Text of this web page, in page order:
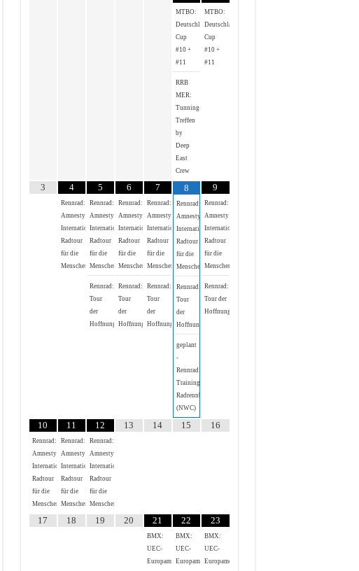
MTBO:
Deutschland-
Cup
#10 +
#11
RRB
MER:
Tunning-
Treffen
by
Deep
East
Crew
MTBO:
Deutschland-
Cup
#10 +
#11
3 4
Rennrad:
Amnesty
International
Radtour
für die
Menschenrechte
5
Rennrad:
Amnesty
International
Radtour
für die
Menschenrechte
Rennrad:
Tour
der
Hoffnung
6
Rennrad:
Amnesty
International
Radtour
für die
Menschenrechte
Rennrad:
Tour
der
Hoffnung
7
Rennrad:
Amnesty
International
Radtour
für die
Menschenrechte
Rennrad:
Tour
der
Hoffnung
8
Rennrad:
Amnesty
International
Radtour
für die
Menschenrechte
Rennrad:
Tour
der
Hoffnung
geplant
-
Rennrad:
Trainingsrennen
Radrennbahn
(NWC)
9
Rennrad:
Amnesty
International
Radtour
für die
Menschenrechte
Rennrad:
Tour der
Hoffnung
10
Rennrad:
Amnesty
International
Radtour
für die
Menschenrechte
11
Rennrad:
Amnesty
International
Radtour
für die
Menschenrechte
12
Rennrad:
Amnesty
International
Radtour
für die
Menschenrechte
13 14 15 16
17 18 19 20 21
BMX:
UEC-
Europameisterschaft
22
BMX:
UEC-
Europameisterschaft
23
BMX:
UEC-
Europameisterschaft